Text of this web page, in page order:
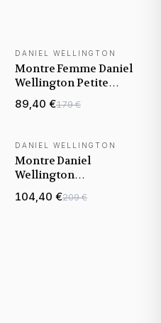
DANIEL WELLINGTON
Montre Femme Daniel
Wellington Petite
Emerald 32mm
DW00100480 cadran
89,40 €179 €
DANIEL WELLINGTON
Montre Daniel
Wellington
DW00100540 Iconic
Link Capri bleu pastel
104,40 €209 €